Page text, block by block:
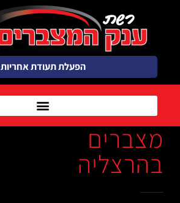
הפעלת תעודת אחריות
מצברים
בהרצליה